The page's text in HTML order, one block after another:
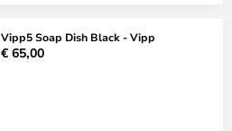
Vipp5 Soap Dish Black - Vipp
€ 65,00